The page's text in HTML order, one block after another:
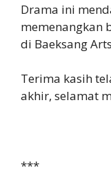
Drama ini
memenangkan
di Baeksang
Terima kasih
akhir, selamat
***